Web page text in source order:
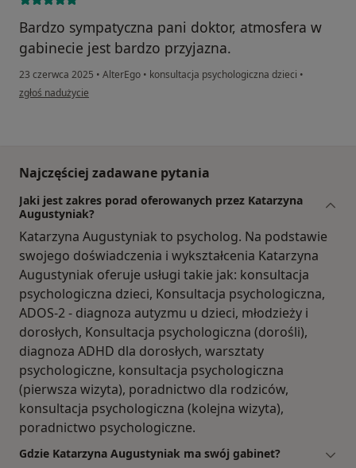
Bardzo sympatyczna pani doktor, atmosfera w
gabinecie jest bardzo przyjazna.
23 czerwca 2025 • AlterEgo • konsultacja psychologiczna dzieci •
w opinii użytkownika Ola
zgłoś nadużycie
Najczęściej zadawane pytania
Jaki jest zakres porad oferowanych przez Katarzyna
Augustyniak?
Katarzyna Augustyniak to psycholog. Na podstawie
swojego doświadczenia i wykształcenia Katarzyna
Augustyniak oferuje usługi takie jak: konsultacja
psychologiczna dzieci, Konsultacja psychologiczna,
ADOS-2 - diagnoza autyzmu u dzieci, młodzieży i
dorosłych, Konsultacja psychologiczna (dorośli),
diagnoza ADHD dla dorosłych, warsztaty
psychologiczne, konsultacja psychologiczna
(pierwsza wizyta), poradnictwo dla rodziców,
konsultacja psychologiczna (kolejna wizyta),
poradnictwo psychologiczne.
Gdzie Katarzyna Augustyniak ma swój gabinet?